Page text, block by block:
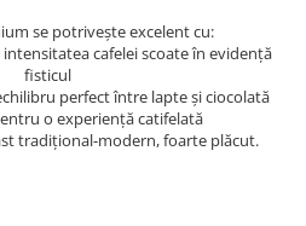
se potrivește excelent cu:
intensitatea cafelei scoate în evidență
fisticul
perfect între lapte și ciocolată
o experiență catifelată
tradițional-modern, foarte plăcut.